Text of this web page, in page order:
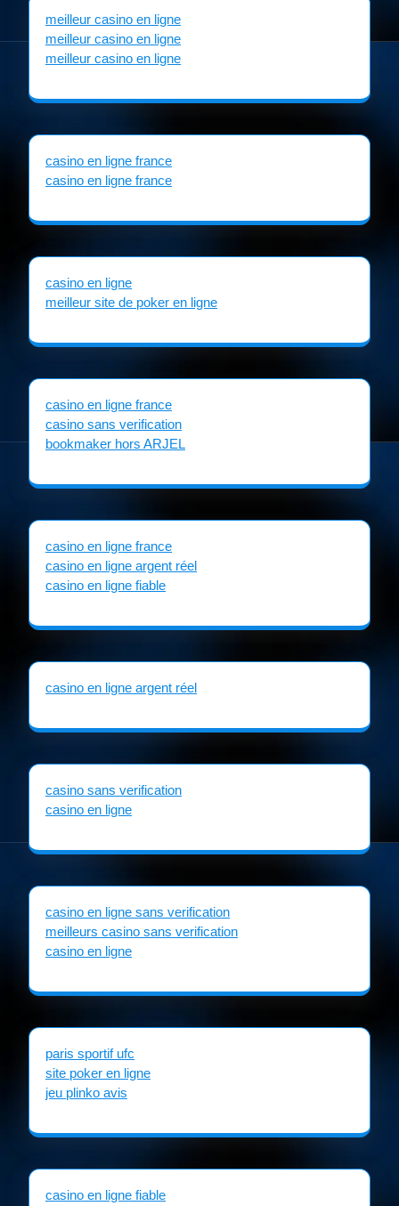
meilleur casino en ligne
meilleur casino en ligne
meilleur casino en ligne
casino en ligne france
casino en ligne france
casino en ligne
meilleur site de poker en ligne
casino en ligne france
casino sans verification
bookmaker hors ARJEL
casino en ligne france
casino en ligne argent réel
casino en ligne fiable
casino en ligne argent réel
casino sans verification
casino en ligne
casino en ligne sans verification
meilleurs casino sans verification
casino en ligne
paris sportif ufc
site poker en ligne
jeu plinko avis
casino en ligne fiable